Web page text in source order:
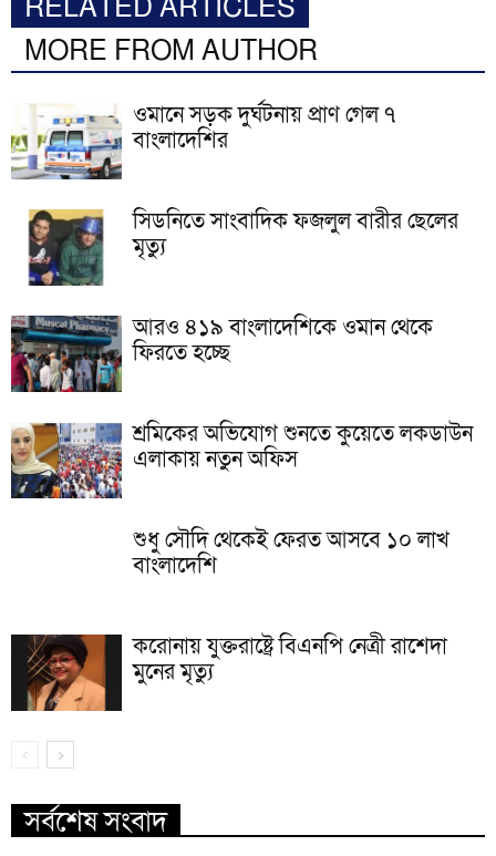
RELATED ARTICLES
MORE FROM AUTHOR
ওমানে সড়ক দুর্ঘটনায় প্রাণ গেল ৭
বাংলাদেশির
সিডনিতে সাংবাদিক ফজলুল বারীর ছেলের
মৃত্যু
আরও ৪১৯ বাংলাদেশিকে ওমান থেকে
ফিরতে হচ্ছে
শ্রমিকের অভিযোগ শুনতে কুয়েতে লকডাউন
এলাকায় নতুন অফিস
শুধু সৌদি থেকেই ফেরত আসবে ১০ লাখ
বাংলাদেশি
করোনায় যুক্তরাষ্ট্রে বিএনপি নেত্রী রাশেদা
মুনের মৃত্যু
সর্বশেষ সংবাদ